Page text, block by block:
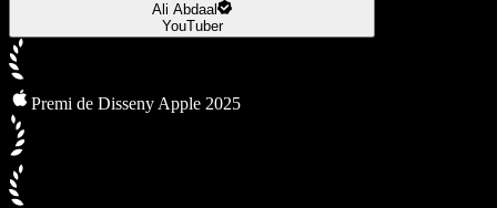
Ali Abdaal
YouTuber
Premi de Disseny Apple 2025